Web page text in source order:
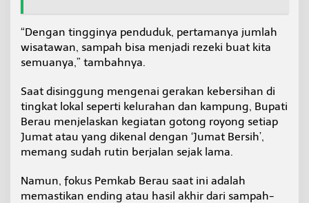
“Dengan tingginya penduduk, pertamanya jumlah
wisatawan, sampah bisa menjadi rezeki buat kita
semuanya,” tambahnya.
Saat disinggung mengenai gerakan kebersihan di
tingkat lokal seperti kelurahan dan kampung, Bupati
Berau menjelaskan kegiatan gotong royong setiap
Jumat atau yang dikenal dengan ‘Jumat Bersih’,
memang sudah rutin berjalan sejak lama.
Namun, fokus Pemkab Berau saat ini adalah
memastikan ending atau hasil akhir dari sampah-